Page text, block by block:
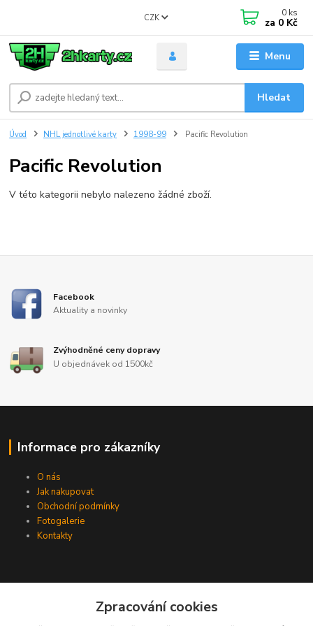
Menu
CZK
Hledat
0 ks
za 0 Kč
Úvod NHL jednotlivé karty 1998-99 Pacific Revolution
Pacific Revolution
V této kategorii nebylo nalezeno žádné zboží.
Facebook
Aktuality a novinky
Zvýhodněné ceny dopravy
U objednávek od 1500kč
Informace pro zákazníky
O nás
Jak nakupovat
Obchodní podmínky
Fotogalerie
Kontakty
Zpracování cookies